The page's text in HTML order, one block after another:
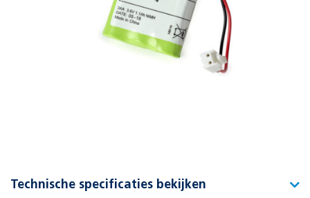
Technische specificaties bekijken